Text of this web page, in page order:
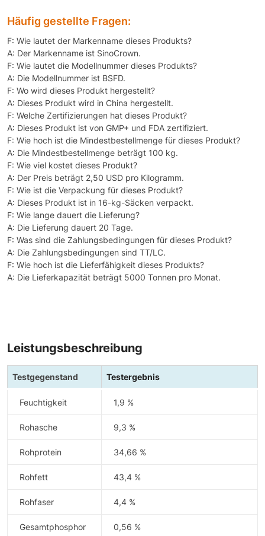
Häufig gestellte Fragen:
F: Wie lautet der Markenname dieses Produkts?
A: Der Markenname ist SinoCrown.
F: Wie lautet die Modellnummer dieses Produkts?
A: Die Modellnummer ist BSFD.
F: Wo wird dieses Produkt hergestellt?
A: Dieses Produkt wird in China hergestellt.
F: Welche Zertifizierungen hat dieses Produkt?
A: Dieses Produkt ist von GMP+ und FDA zertifiziert.
F: Wie hoch ist die Mindestbestellmenge für dieses Produkt?
A: Die Mindestbestellmenge beträgt 100 kg.
F: Wie viel kostet dieses Produkt?
A: Der Preis beträgt 2,50 USD pro Kilogramm.
F: Wie ist die Verpackung für dieses Produkt?
A: Dieses Produkt ist in 16-kg-Säcken verpackt.
F: Wie lange dauert die Lieferung?
A: Die Lieferung dauert 20 Tage.
F: Was sind die Zahlungsbedingungen für dieses Produkt?
A: Die Zahlungsbedingungen sind TT/LC.
F: Wie hoch ist die Lieferfähigkeit dieses Produkts?
A: Die Lieferkapazität beträgt 5000 Tonnen pro Monat.
Leistungsbeschreibung
Testgegenstand Testergebnis
Feuchtigkeit 1,9 %
Rohasche 9,3 %
Rohprotein 34,66 %
Rohfett 43,4 %
Rohfaser 4,4 %
Gesamtphosphor 0,56 %